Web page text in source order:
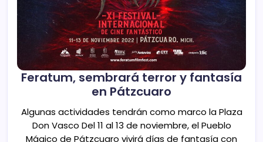
Feratum, sembrará terror y fantasía
en Pátzcuaro
Algunas actividades tendrán como marco la Plaza
Don Vasco Del 11 al 13 de noviembre, el Pueblo
Mágico de Pátzcuaro vivirá días de fantasía con